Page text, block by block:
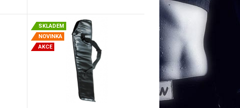
SKLADEM
NOVINKA
AKCE